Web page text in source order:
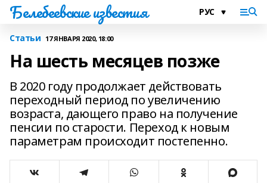
Белебеевские известия
Статьи 17 ЯНВАРЯ 2020, 18:00
На шесть месяцев позже
В 2020 году продолжает действовать
переходный период по увеличению
возраста, дающего право на получение
пенсии по старости. Переход к новым
параметрам происходит постепенно.